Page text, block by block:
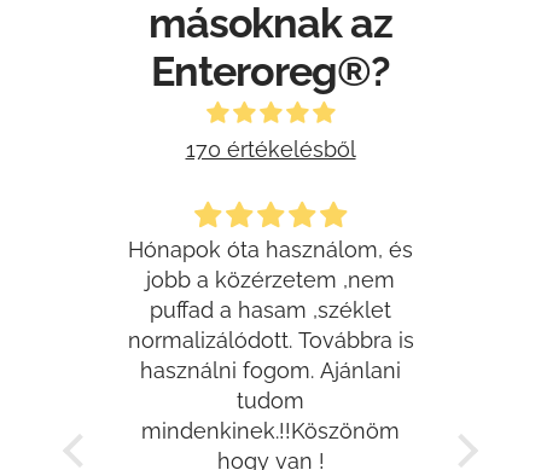
másoknak az
Enteroreg®?
170 értékelésből
Hónapok óta használom, és
jobb a közérzetem ,nem
puffad a hasam ,széklet
normalizálódott. Továbbra is
használni fogom. Ajánlani
tudom
mindenkinek.!!Köszönöm
hogy van !